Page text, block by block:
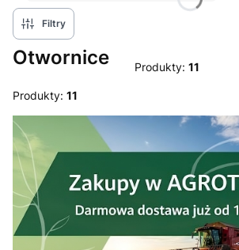
Filtry
Otwornice Produkty: 11
Produkty: 11